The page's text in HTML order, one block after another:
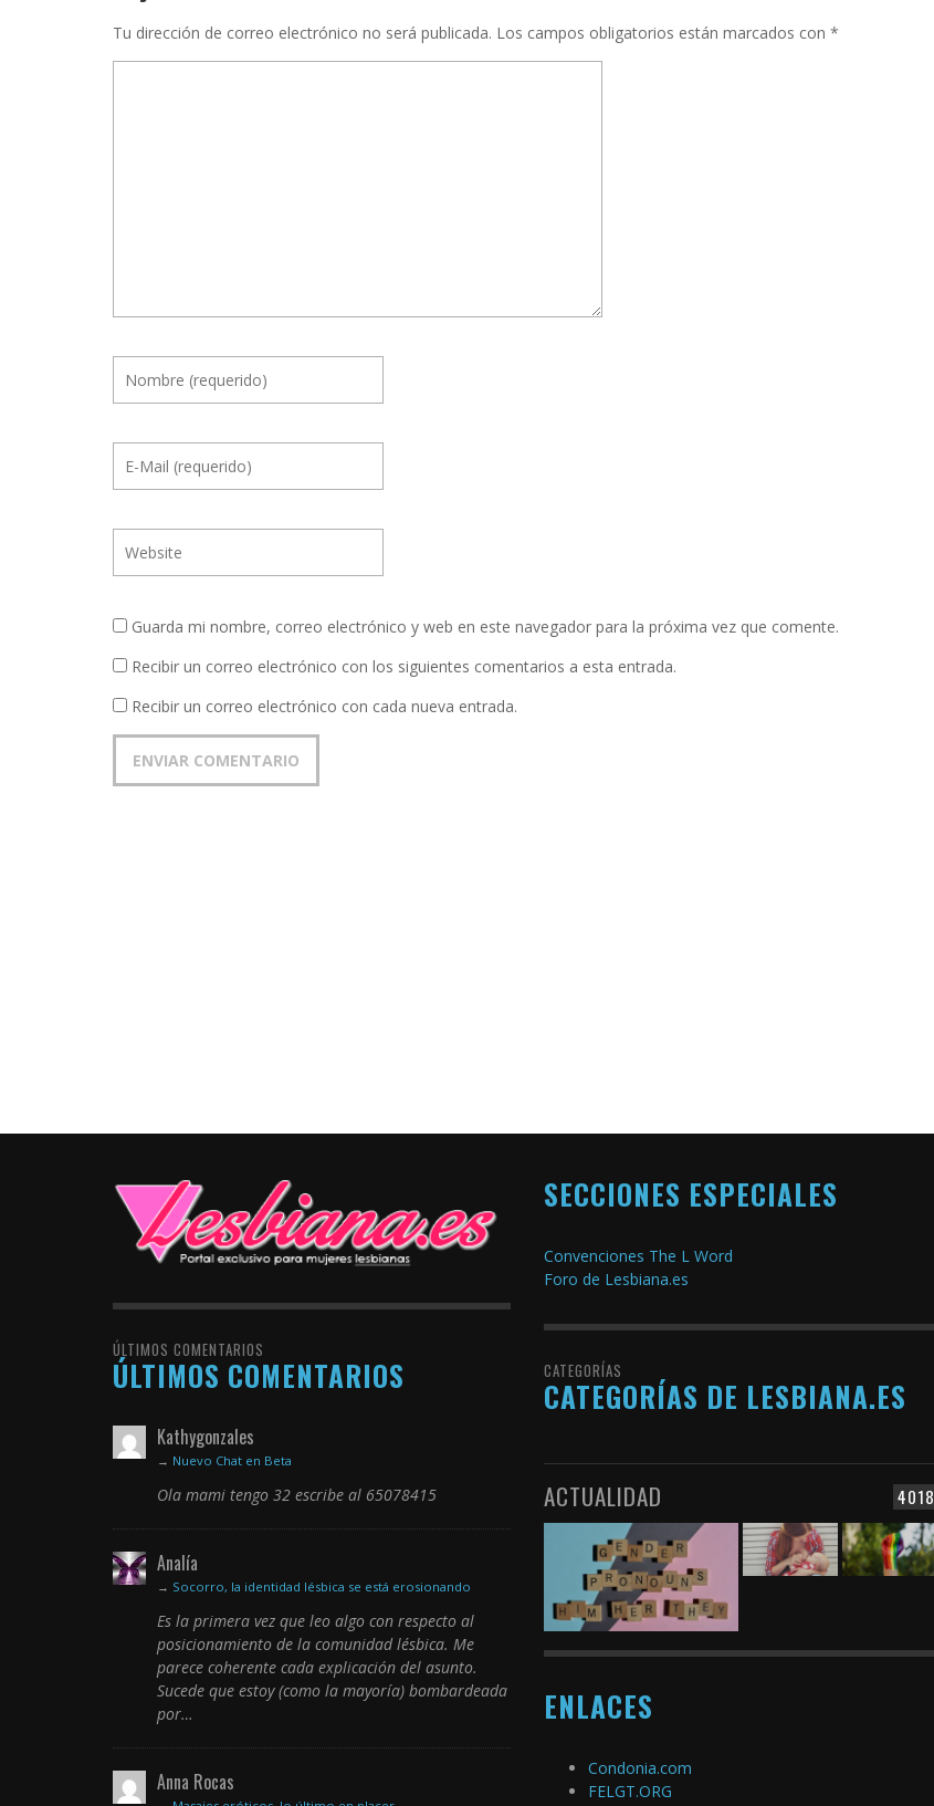
Tu dirección de correo electrónico no será publicada. Los campos obligatorios están marcados con *
Guarda mi nombre, correo electrónico y web en este navegador para la próxima vez que comente.
Recibir un correo electrónico con los siguientes comentarios a esta entrada.
Recibir un correo electrónico con cada nueva entrada.
ÚLTIMOS COMENTARIOS
ÚLTIMOS COMENTARIOS
Kathygonzales
→ Nuevo Chat en Beta
Ola mami tengo 32 escribe al 65078415
Analía
→ Socorro, la identidad lésbica se está erosionando
Es la primera vez que leo algo con respecto al
posicionamiento de la comunidad lésbica. Me
parece coherente cada explicación del asunto.
Sucede que estoy (como la mayoría) bombardeada
por…
Anna Rocas
SECCIONES ESPECIALES
Convenciones The L Word
Foro de Lesbiana.es
CATEGORÍAS
CATEGORÍAS DE LESBIANA.ES
4018
ACTUALIDAD
ENLACES
Condonia.com
FELGT.ORG